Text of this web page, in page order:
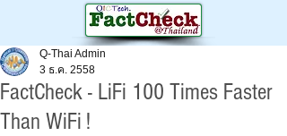
FactCheck - LiFi 100 Times Faster
Than WiFi !
Q-Thai Admin
3 ธ.ค. 2558